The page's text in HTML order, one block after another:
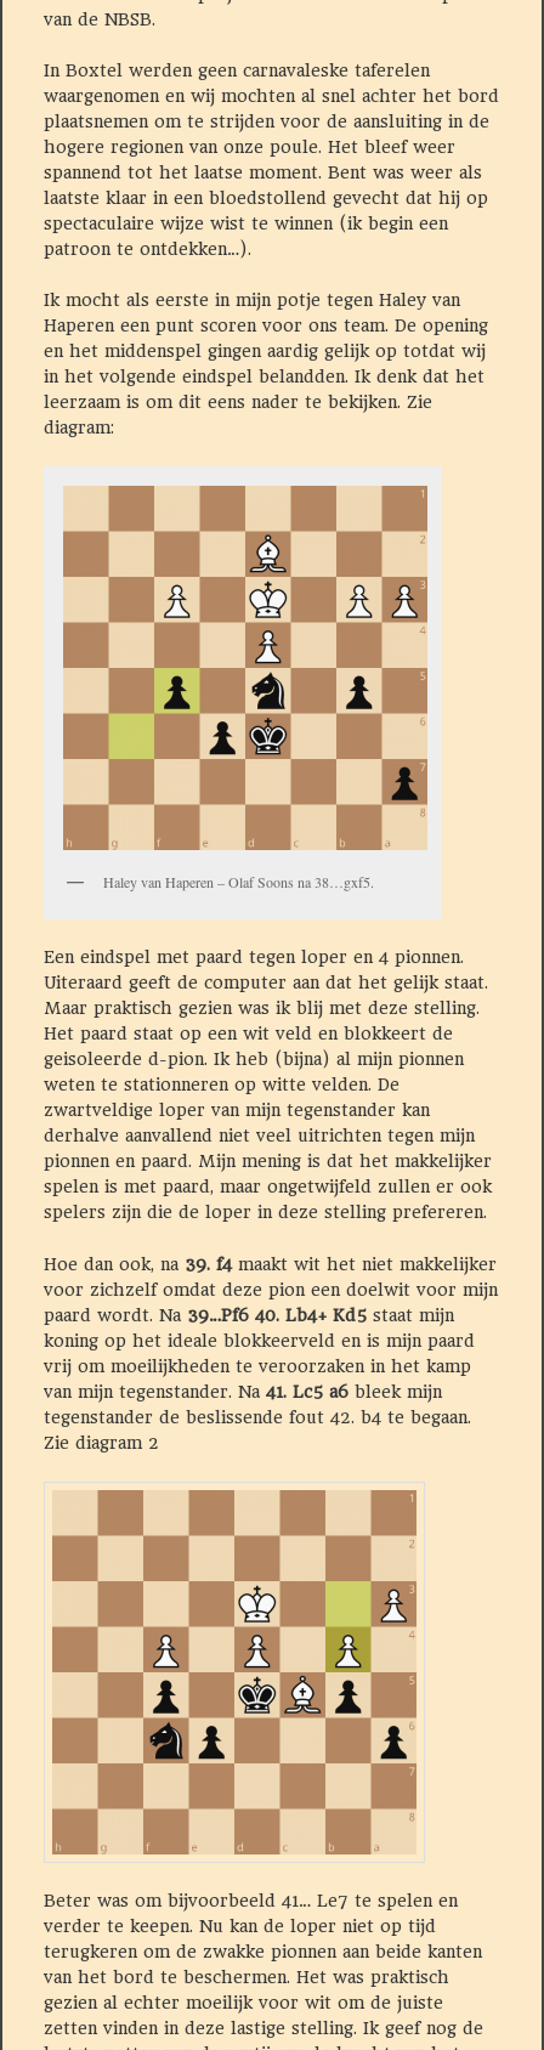
van de NBSB.
In Boxtel werden geen carnavaleske taferelen
waargenomen en wij mochten al snel achter het bord
plaatsnemen om te strijden voor de aansluiting in de
hogere regionen van onze poule. Het bleef weer
spannend tot het laatse moment. Bent was weer als
laatste klaar in een bloedstollend gevecht dat hij op
spectaculaire wijze wist te winnen (ik begin een
patroon te ontdekken…).
Ik mocht als eerste in mijn potje tegen Haley van
Haperen een punt scoren voor ons team. De opening
en het middenspel gingen aardig gelijk op totdat wij
in het volgende eindspel belandden. Ik denk dat het
leerzaam is om dit eens nader te bekijken. Zie
diagram:
Haley van Haperen – Olaf Soons na 38…gxf5.
Een eindspel met paard tegen loper en 4 pionnen.
Uiteraard geeft de computer aan dat het gelijk staat.
Maar praktisch gezien was ik blij met deze stelling.
Het paard staat op een wit veld en blokkeert de
geisoleerde d-pion. Ik heb (bijna) al mijn pionnen
weten te stationneren op witte velden. De
zwartveldige loper van mijn tegenstander kan
derhalve aanvallend niet veel uitrichten tegen mijn
pionnen en paard. Mijn mening is dat het makkelijker
spelen is met paard, maar ongetwijfeld zullen er ook
spelers zijn die de loper in deze stelling prefereren.
Hoe dan ook, na 39. f4maakt wit het niet makkelijker
voor zichzelf omdat deze pion een doelwit voor mijn
paard wordt. Na 39…Pf6 40. Lb4+ Kd5staat mijn
koning op het ideale blokkeerveld en is mijn paard
vrij om moeilijkheden te veroorzaken in het kamp
van mijn tegenstander. Na 41. Lc5 a6bleek mijn
tegenstander de beslissende fout 42. b4 te begaan.
Zie diagram 2
Beter was om bijvoorbeeld 41… Le7 te spelen en
verder te keepen. Nu kan de loper niet op tijd
terugkeren om de zwakke pionnen aan beide kanten
van het bord te beschermen. Het was praktisch
gezien al echter moeilijk voor wit om de juiste
zetten vinden in deze lastige stelling. Ik geef nog de